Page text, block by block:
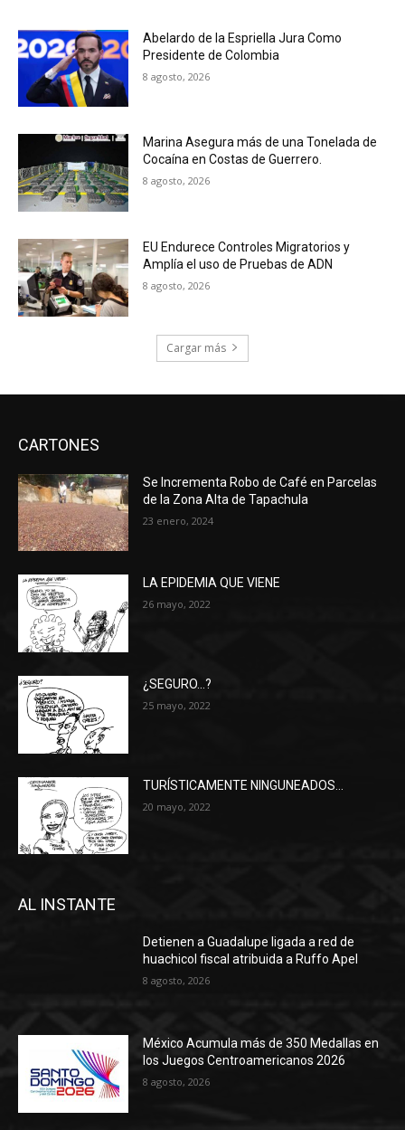
Abelardo de la Espriella Jura Como
Presidente de Colombia
8 agosto, 2026
Marina Asegura más de una Tonelada de
Cocaína en Costas de Guerrero.
8 agosto, 2026
EU Endurece Controles Migratorios y
Amplía el uso de Pruebas de ADN
8 agosto, 2026
Cargar más
CARTONES
Se Incrementa Robo de Café en Parcelas
de la Zona Alta de Tapachula
23 enero, 2024
LA EPIDEMIA QUE VIENE
26 mayo, 2022
¿SEGURO…?
25 mayo, 2022
TURÍSTICAMENTE NINGUNEADOS…
20 mayo, 2022
AL INSTANTE
Detienen a Guadalupe ligada a red de
huachicol fiscal atribuida a Ruffo Apel
8 agosto, 2026
México Acumula más de 350 Medallas en
los Juegos Centroamericanos 2026
8 agosto, 2026